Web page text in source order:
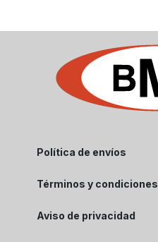
Política de envíos
Términos y condiciones
Aviso de privacidad